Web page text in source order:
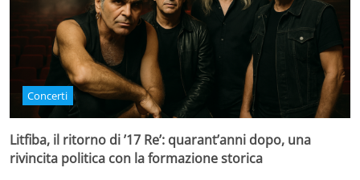
Concerti
Litfiba, il ritorno di ’17 Re’: quarant’anni dopo, una
rivincita politica con la formazione storica